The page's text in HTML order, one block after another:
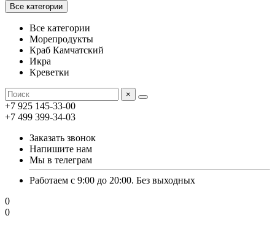
Все категории
Все категории
Морепродукты
Краб Камчатский
Икра
Креветки
×
+7 925 145-33-00
+7 499 399-34-03
Заказать звонок
Напишите нам
Мы в телеграм
Работаем с 9:00 до 20:00. Без выходных
0
0